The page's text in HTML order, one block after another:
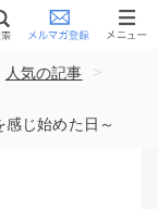
人気の記事
>
じ始めた日～